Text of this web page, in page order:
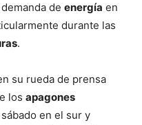
de energía en
durante las
.
su rueda de prensa
los apagones
en el sur y